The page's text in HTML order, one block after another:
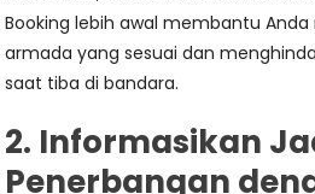
Booking lebih awal membantu
armada yang sesuai dan
saat tiba di bandara.
2. Informasikan
Penerbangan